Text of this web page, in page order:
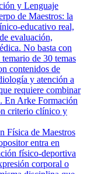
y Lenguaje
de Maestros: la
educativo real,
evaluación,
No basta con
de 30 temas
contenidos de
y atención a
requiere combinar
En Arke Formación
criterio clínico y
Física de Maestros
entra en
físico-deportiva
corporal o